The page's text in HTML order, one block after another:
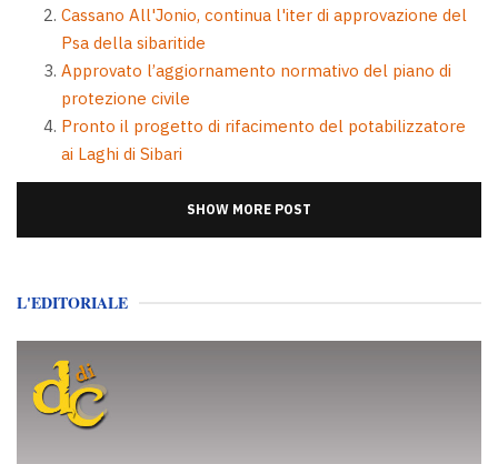
Cassano All'Jonio, continua l'iter di approvazione del
Psa della sibaritide
Approvato l’aggiornamento normativo del piano di
protezione civile
Pronto il progetto di rifacimento del potabilizzatore
ai Laghi di Sibari
SHOW MORE POST
L'EDITORIALE